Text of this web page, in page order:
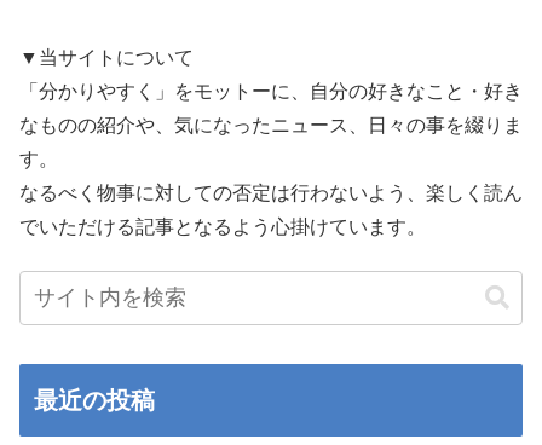
▼当サイトについて
「分かりやすく」をモットーに、自分の好きなこと・好き
なものの紹介や、気になったニュース、日々の事を綴りま
す。
なるべく物事に対しての否定は行わないよう、楽しく読ん
でいただける記事となるよう心掛けています。
最近の投稿